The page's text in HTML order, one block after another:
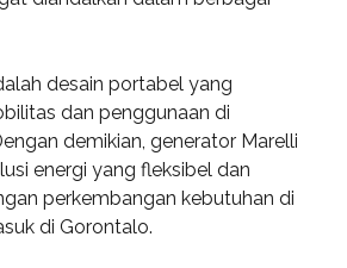
desain portabel yang
dan penggunaan di
demikian, generator Marelli
energi yang fleksibel dan
perkembangan kebutuhan di
di Gorontalo.